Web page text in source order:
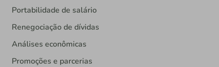
Portabilidade de salário
Renegociação de dívidas
Análises econômicas
Promoções e parcerias